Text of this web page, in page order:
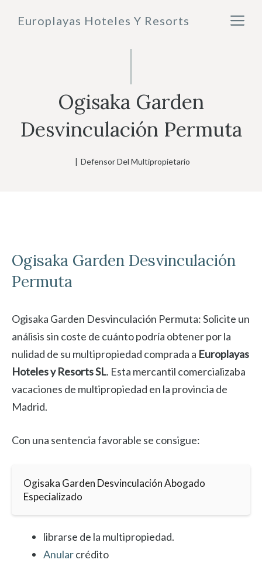
Europlayas Hoteles Y Resorts
Ogisaka Garden
Desvinculación Permuta
| Defensor Del Multipropietario
Ogisaka Garden Desvinculación
Permuta
Ogisaka Garden Desvinculación Permuta: Solicite un
análisis sin coste de cuánto podría obtener por la
nulidad de su multipropiedad comprada a Europlayas
Hoteles y Resorts SL. Esta mercantil comercializaba
vacaciones de multipropiedad en la provincia de
Madrid.
Con una sentencia favorable se consigue:
Ogisaka Garden Desvinculación Abogado
Especializado
librarse de la multipropiedad.
Anularcrédito